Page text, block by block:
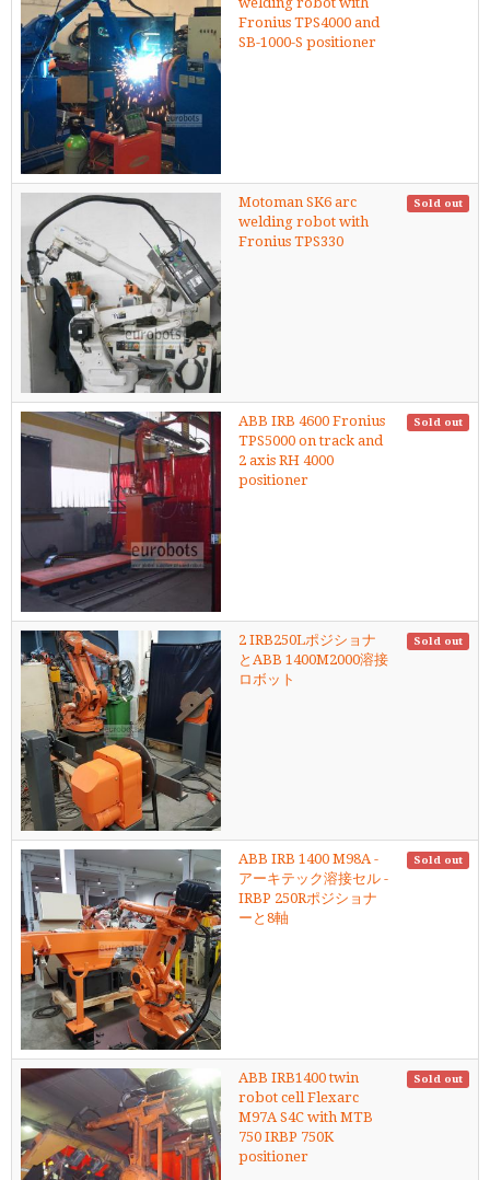
Fronius TPS4000 and
SB-1000-S positioner
Motoman SK6 arc
welding robot with
Fronius TPS330
Sold out
ABB IRB 4600 Fronius
TPS5000 on track and
2 axis RH 4000
positioner
Sold out
2 IRB250Lポジショナ
とABB 1400M2000溶接
ロボット
Sold out
ABB IRB 1400 M98A -
アーキテック溶接セル -
IRBP 250Rポジショナ
ーと8軸
Sold out
ABB IRB1400 twin
robot cell Flexarc
M97A S4C with MTB
750 IRBP 750K
positioner
Sold out